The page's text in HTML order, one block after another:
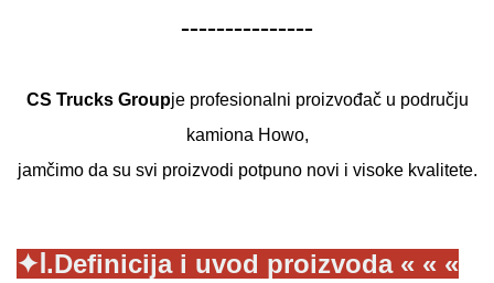
---------------
CS Trucks Groupje profesionalni proizvođač u području
kamiona Howo,
jamčimo da su svi proizvodi potpuno novi i visoke kvalitete.
✦ Ⅰ.Definicija i uvod proizvoda « « «